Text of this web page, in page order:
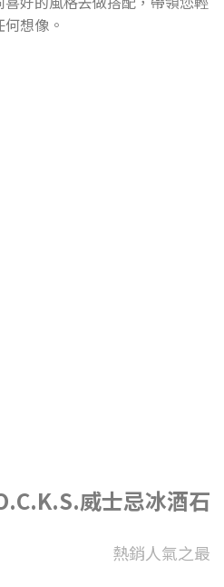
想像。
威士忌冰酒石
熱銷人氣之最